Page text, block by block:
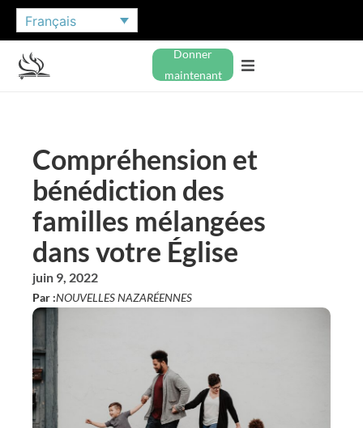
Français
Donner
maintenant
Compréhension et
bénédiction des
familles mélangées
dans votre Église
juin 9, 2022
Par :NOUVELLES NAZARÉENNES